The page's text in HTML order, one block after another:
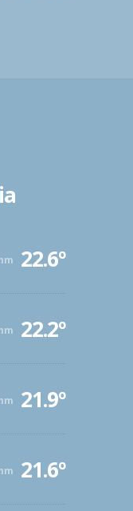
22.6º
22.2º
21.9º
21.6º